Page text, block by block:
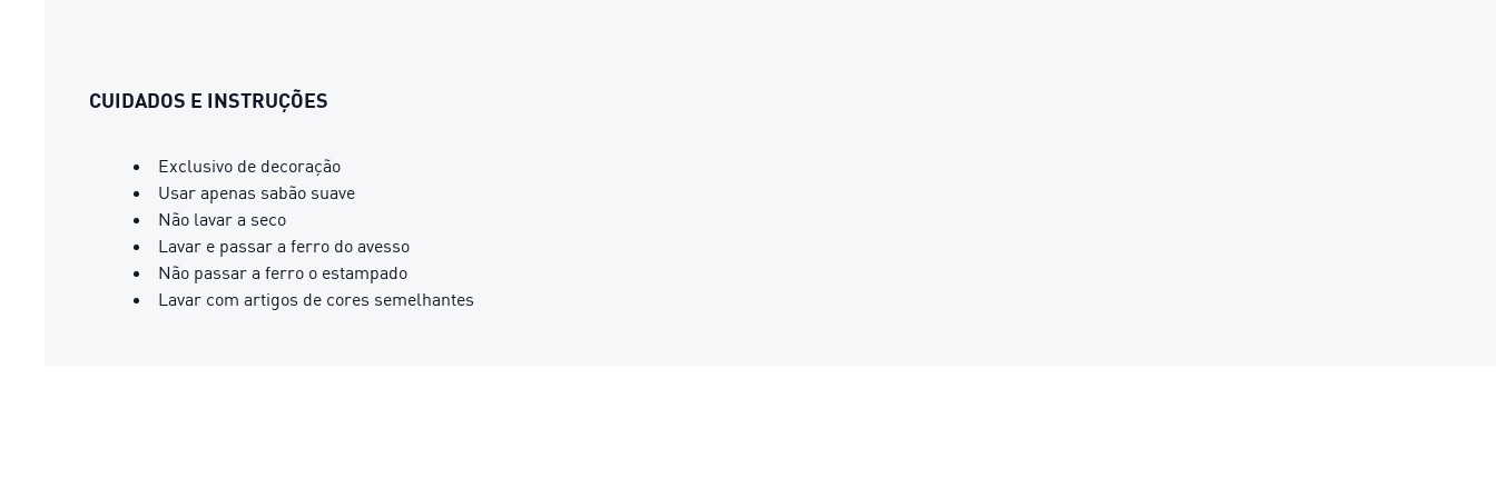
CUIDADOS E INSTRUÇÕES
Exclusivo de decoração
Usar apenas sabão suave
Não lavar a seco
Lavar e passar a ferro do avesso
Não passar a ferro o estampado
Lavar com artigos de cores semelhantes